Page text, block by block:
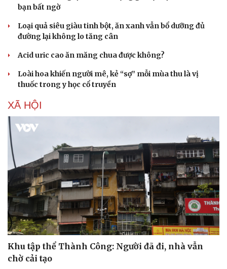
Văn hóa
Sân khấu - Điện ảnh
Văn học
Âm nhạc
Di sản
Giải trí
Nghệ sĩ
Thời trang
Sao Việt
bạn bất ngờ
Loại quả siêu giàu tinh bột, ăn xanh vẫn bổ dưỡng đủ
đường lại không lo tăng cân
Acid uric cao ăn măng chua được không?
Loài hoa khiến người mê, kẻ “sợ” mỗi mùa thu là vị
thuốc trong y học cổ truyền
XÃ HỘI
Khu tập thể Thành Công: Người đã đi, nhà vẫn
chờ cải tạo